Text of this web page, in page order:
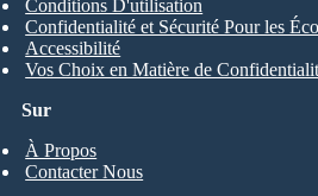
Sur
À Propos
Contacter Nous
Conditions D'utilisation
Confidentialité et Sécurité Pour les
Accessibilité
Vos Choix en Matière de